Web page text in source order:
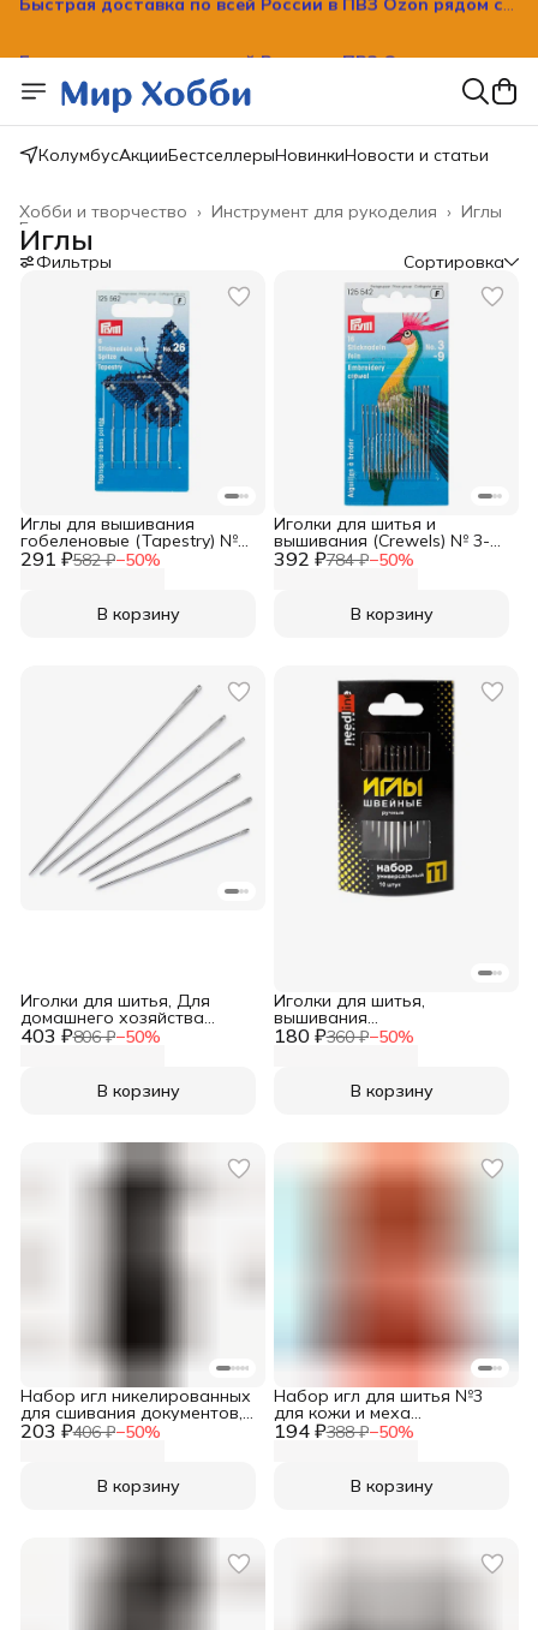
КолумбусАкцииБестселлерыНовинкиНовости и статьи
Иглы
Инструмент для рукоделия ›
Хобби и творчество ›
Главная
Иглы
Фильтры Сортировка
291 ₽582 ₽−50%
Иглы для вышивания
гобеленовые (Tapestry) №
26, 6 шт, Prym, 125562
В корзину
392 ₽784 ₽−50%
Иголки для шитья и
вышивания (Crewels) № 3-9,
16 шт, Prym, 125542
В корзину
403 ₽806 ₽−50%
Иголки для шитья, Для
домашнего хозяйства
(Household), 12 шт, Prym
В корзину
180 ₽360 ₽−50%
Иголки для шитья,
вышивания
никелированные № 11
В корзину
203 ₽406 ₽−50%
Набор игл никелированных
для сшивания документов,
ассорти 5 шт/упак, Needline
В корзину
194 ₽388 ₽−50%
Набор игл для шитья №3
для кожи и меха
никелированных (ассорти
В корзину